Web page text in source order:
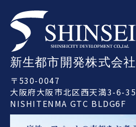
〒530-0047
大阪府大阪市北区西天満3-6-35
NISHITENMA GTC BLDG6F